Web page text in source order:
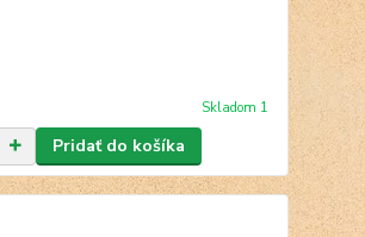
Skladom 1
Pridať do košíka